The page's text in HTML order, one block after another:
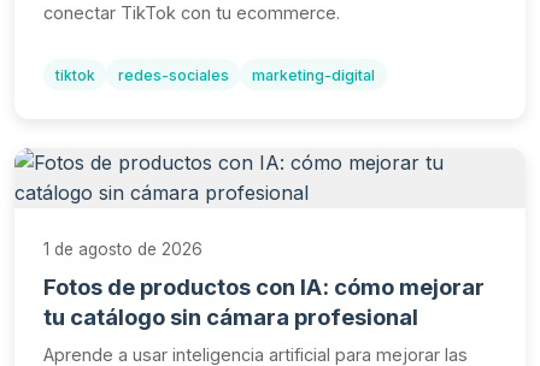
conectar TikTok con tu ecommerce.
tiktok redes-sociales marketing-digital
1 de agosto de 2026
Fotos de productos con IA: cómo mejorar
tu catálogo sin cámara profesional
Aprende a usar inteligencia artificial para mejorar las